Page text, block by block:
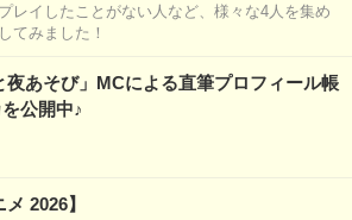
レイしたことがない人など、様々な4人を集め
てみました！
夜あそび」MCによる直筆プロフィール帳
公開中♪
メ 2026】